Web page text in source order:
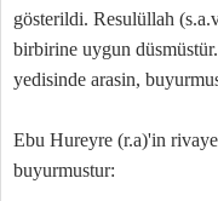
gösterildi. Resulüllah
birbirine uygun
yedisinde arasin,
Ebu Hureyre (r.a)'in
buyurmustur: